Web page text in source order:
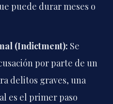
puede durar meses o
(Indictment): Se
por parte de un
delitos graves, una
es el primer paso